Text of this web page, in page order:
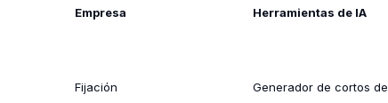
Empresa
Fijación
Herramientas de IA
Generador de cortos de